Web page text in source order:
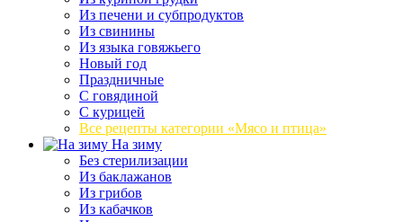
Из печени и субпродуктов
Из свинины
Из языка говяжьего
Новый год
Праздничные
С говядиной
С курицей
Все рецепты категории «Мясо и птица»
На зиму
Без стерилизации
Из баклажанов
Из грибов
Из кабачков